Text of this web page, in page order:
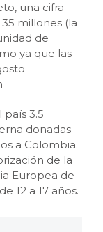
una cifra
millones (la
de
ya que las
3.5
donadas
a Colombia.
de la
Europea de
12 a 17 años.